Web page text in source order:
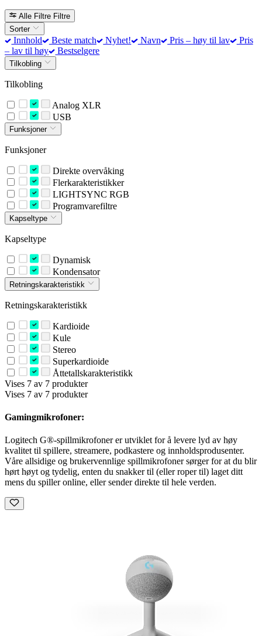
Alle Filtre Filtre
Sorter
Innhold Beste match Nyhet! Navn Pris – høy til lav
Pris
– lav til høy
Bestselgere
Tilkobling
Tilkobling
Analog XLR
USB
Funksjoner
Funksjoner
Direkte overvåking
Flerkarakteristikker
LIGHTSYNC RGB
Programvarefiltre
Kapseltype
Kapseltype
Dynamisk
Kondensator
Retningskarakteristikk
Retningskarakteristikk
Kardioide
Kule
Stereo
Superkardioide
Åttetallskarakteristikk
Vises 7 av 7 produkter
Vises 7 av 7 produkter
Gamingmikrofoner:
Logitech G®-spillmikrofoner er utviklet for å levere lyd av høy
kvalitet til spillere, streamere, podkastere og innholdsprodusenter.
Våre allsidige og brukervennlige spillmikrofoner sørger for at du blir
hørt høyt og tydelig, enten du snakker til (eller roper til) laget ditt
mens du spiller online, eller sender direkte til hele verden.